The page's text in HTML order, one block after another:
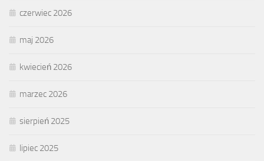
czerwiec 2026
maj 2026
kwiecień 2026
marzec 2026
sierpień 2025
lipiec 2025